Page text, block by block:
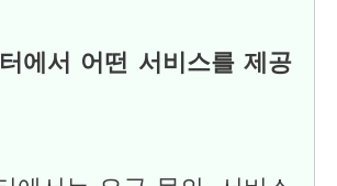
에서 어떤 서비스를 제공